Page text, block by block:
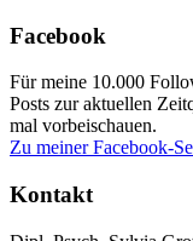
Facebook
Für meine 10.000
Posts zur aktuellen
mal vorbeischauen.
Zu meiner Facebook-
Kontakt